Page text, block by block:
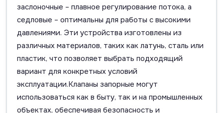
заслоночные – плавное регулирование потока, а
седловые – оптимальны для работы с высокими
давлениями. Эти устройства изготовлены из
различных материалов, таких как латунь, сталь или
пластик, что позволяет выбрать подходящий
вариант для конкретных условий
эксплуатации.Клапаны запорные могут
использоваться как в быту, так и на промышленных
объектах, обеспечивая безопасность и